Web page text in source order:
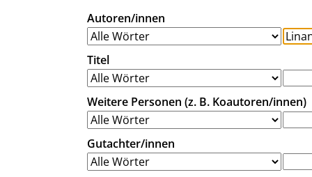
Autoren/innen
Titel
Weitere Personen (z. B. Koautoren/innen)
Gutachter/innen